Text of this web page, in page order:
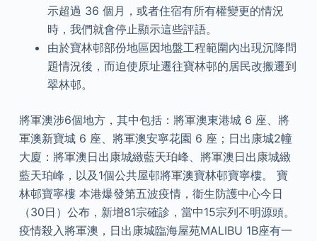
示超過 36 個月，或者住宿有所有權變更的情況
時，我們就會停止顯示這些評語。
由於寶林邨部份地區因地盤工程範圍內出現沉降問
題情況後，而迫使原址遷往寶林邨的居民改搬遷到
翠林邨。
將軍澳涉6個地方，其中包括：將軍澳東港城 6 座、將
軍澳新寶城 6 座、將軍澳安寧花園 6 座；日出康城2幢
大廈：將軍澳日出康城緻藍天珀峰、將軍澳日出康城緻
藍天珀峰，以及1個公共屋邨將軍澳寶林邨寶寧樓。 寶
林邨寶寧樓 本港爆發第五波疫情，衞生防護中心今日
（30日）公布，新增81宗確診，當中15宗列不明源頭。
疫情殺入將軍澳，日出康城臨海屋苑MALIBU 1B座有一